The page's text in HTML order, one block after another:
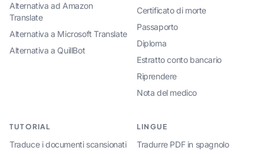
Alternativa ad Amazon
Translate
Alternativa a Microsoft Translate
Alternativa a QuillBot
Certificato di morte
Passaporto
Diploma
Estratto conto bancario
Riprendere
Nota del medico
TUTORIAL
Traduce i documenti scansionati
LINGUE
Tradurre PDF in spagnolo